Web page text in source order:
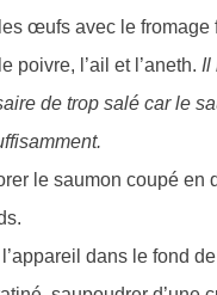
œufs avec le fromage
poivre, l’ail et l’aneth. Il
de trop salé car le
le saumon coupé en
dans le fond